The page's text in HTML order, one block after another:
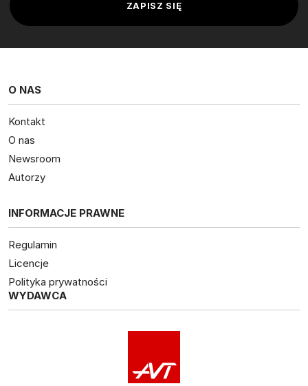
O NAS
Kontakt
O nas
Newsroom
Autorzy
INFORMACJE PRAWNE
Regulamin
Licencje
Polityka prywatności
WYDAWCA